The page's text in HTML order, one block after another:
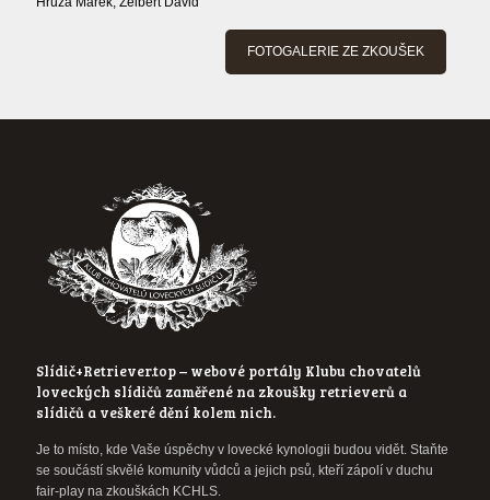
FOTOGALERIE ZE ZKOUŠEK
Slídič+Retriever.top – webové portály Klubu chovatelů
loveckých slídičů zaměřené na zkoušky retrieverů a
slídičů a veškeré dění kolem nich.
Je to místo, kde Vaše úspěchy v lovecké kynologii budou vidět. Staňte
se součástí skvělé komunity vůdců a jejich psů, kteří zápolí v duchu
fair-play na zkouškách KCHLS.